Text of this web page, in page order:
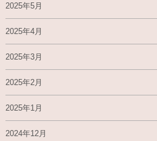
2025年5月
2025年4月
2025年3月
2025年2月
2025年1月
2024年12月